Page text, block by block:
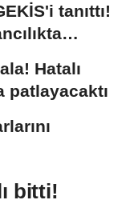
tanıttı!
Hatalı
patlayacaktı
bitti!